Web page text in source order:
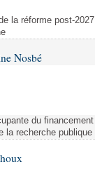
la réforme post-
Nosbé
du
la recherche publique